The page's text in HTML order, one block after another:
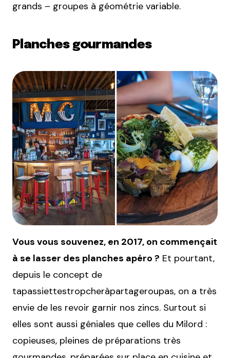
grands – groupes à géométrie variable.
Planches gourmandes
Vous vous souvenez, en 2017, on commençait
à se lasser des planches apéro ? Et pourtant,
depuis le concept de
tapassiettestropcheràpartageroupas, on a très
envie de les revoir garnir nos zincs. Surtout si
elles sont aussi géniales que celles du Milord :
copieuses, pleines de préparations très